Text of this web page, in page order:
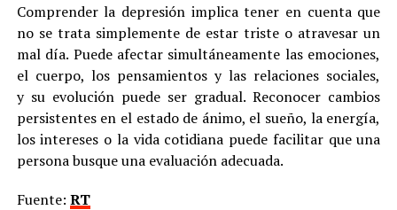
Comprender la depresión implica tener en cuenta que
no se trata simplemente de estar triste o atravesar un
mal día. Puede afectar simultáneamente las emociones,
el cuerpo, los pensamientos y las relaciones sociales,
y su evolución puede ser gradual. Reconocer cambios
persistentes en el estado de ánimo, el sueño, la energía,
los intereses o la vida cotidiana puede facilitar que una
persona busque una evaluación adecuada.
Fuente: RT